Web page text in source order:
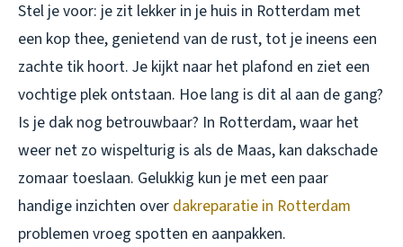
Stel je voor: je zit lekker in je huis in Rotterdam met
een kop thee, genietend van de rust, tot je ineens een
zachte tik hoort. Je kijkt naar het plafond en ziet een
vochtige plek ontstaan. Hoe lang is dit al aan de gang?
Is je dak nog betrouwbaar? In Rotterdam, waar het
weer net zo wispelturig is als de Maas, kan dakschade
zomaar toeslaan. Gelukkig kun je met een paar
handige inzichten over dakreparatie in Rotterdam
problemen vroeg spotten en aanpakken.